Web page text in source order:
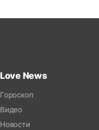
Love News
Гороскоп
Видео
Новости